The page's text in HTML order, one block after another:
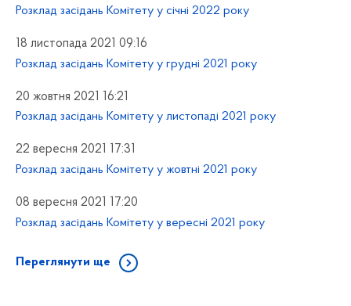
Розклад засідань Комітету у січні 2022 року
18 листопада 2021 09:16
Розклад засідань Комітету у грудні 2021 року
20 жовтня 2021 16:21
Розклад засідань Комітету у листопаді 2021 року
22 вересня 2021 17:31
Розклад засідань Комітету у жовтні 2021 року
08 вересня 2021 17:20
Розклад засідань Комітету у вересні 2021 року
Переглянути ще